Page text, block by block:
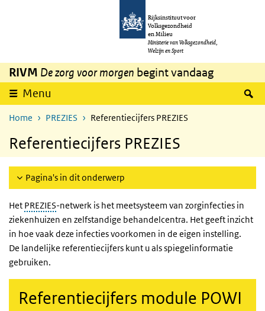
Overslaan en naar de inhoud gaan
Rijksinstituut voor
Volksgezondheid
en Milieu
Ministerie van Volksgezondheid,
Welzijn en Sport
RIVM De zorg voor morgen begint vandaag
Menu
Home PREZIES Referentiecijfers PREZIES
Referentiecijfers PREZIES
Pagina's in dit onderwerp
Het PREZIES-netwerk is het meetsysteem van zorginfecties in
ziekenhuizen en zelfstandige behandelcentra. Het geeft inzicht
in hoe vaak deze infecties voorkomen in de eigen instelling.
De landelijke referentiecijfers kunt u als spiegelinformatie
gebruiken.
Referentiecijfers module POWI